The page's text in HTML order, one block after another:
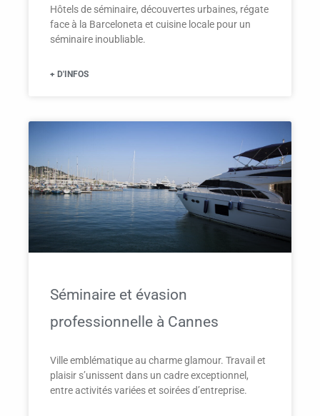
Hôtels de séminaire, découvertes urbaines, régate
face à la Barceloneta et cuisine locale pour un
séminaire inoubliable.
+ D'INFOS
Séminaire et évasion
professionnelle à Cannes
Ville emblématique au charme glamour. Travail et
plaisir s’unissent dans un cadre exceptionnel,
entre activités variées et soirées d’entreprise.